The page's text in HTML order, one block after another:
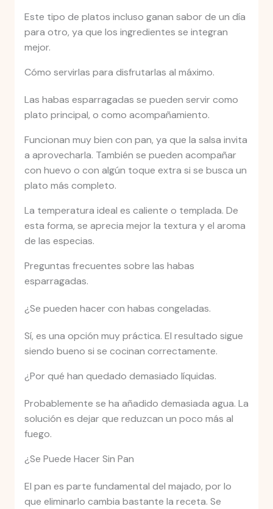
Este tipo de platos incluso ganan sabor de un día
para otro, ya que los ingredientes se integran
mejor.
Cómo servirlas para disfrutarlas al máximo.
Las habas esparragadas se pueden servir como
plato principal, o como acompañamiento.
Funcionan muy bien con pan, ya que la salsa invita
a aprovecharla. También se pueden acompañar
con huevo o con algún toque extra si se busca un
plato más completo.
La temperatura ideal es caliente o templada. De
esta forma, se aprecia mejor la textura y el aroma
de las especias.
Preguntas frecuentes sobre las habas
esparragadas.
¿Se pueden hacer con habas congeladas.
Sí, es una opción muy práctica. El resultado sigue
siendo bueno si se cocinan correctamente.
¿Por qué han quedado demasiado líquidas.
Probablemente se ha añadido demasiada agua. La
solución es dejar que reduzcan un poco más al
fuego.
¿Se Puede Hacer Sin Pan
El pan es parte fundamental del majado, por lo
que eliminarlo cambia bastante la receta. Se